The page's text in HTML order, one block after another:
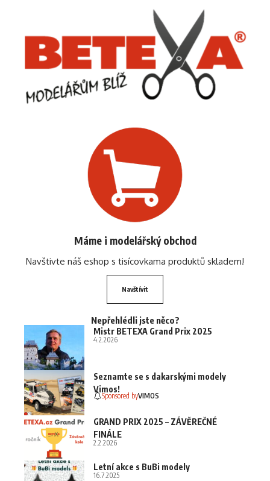
Máme i modelářský obchod
Navštivte náš eshop s tisícovkama produktů skladem!
Navštívit
Nepřehlédli jste něco?
Mistr BETEXA Grand Prix 2025
4.2.2026
Seznamte se s dakarskými modely
Vimos!
Sponsored byVIMOS
GRAND PRIX 2025 – ZÁVĚREČNÉ
FINÁLE
2.2.2026
Letní akce s BuBi modely
16.7.2025